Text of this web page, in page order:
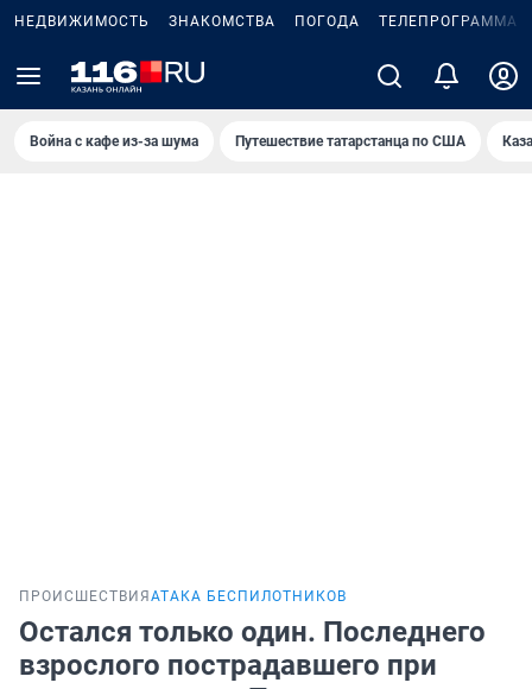
НЕДВИЖИМОСТЬ ЗНАКОМСТВА ПОГОДА ТЕЛЕПРОГРАММА
Война с кафе из-за шума Путешествие татарстанца по США
ПРОИСШЕСТВИЯ АТАКА БЕСПИЛОТНИКОВ
Остался только один. Последнего
взрослого пострадавшего при